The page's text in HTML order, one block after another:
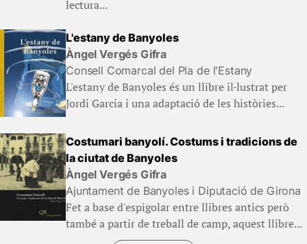
lectura...
L'estany de Banyoles
Àngel Vergés Gifra
Consell Comarcal del Pla de l'Estany
L'estany de Banyoles és un llibre il·lustrat per
Jordi Garcia i una adaptació de les històries...
Costumari banyolí. Costums i tradicions de
la ciutat de Banyoles
Àngel Vergés Gifra
Ajuntament de Banyoles i Diputació de Girona
Fet a base d'espigolar entre llibres antics però
també a partir de treball de camp, aquest llibre...